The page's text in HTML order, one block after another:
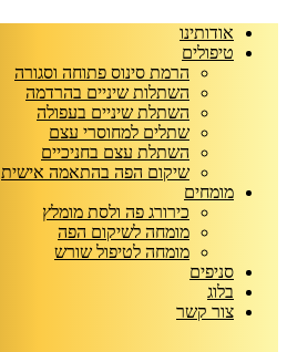
אודותינו
טיפולים
הרמת סינוס פתוחה וסגורה
השתלות שיניים בהרדמה
השתלת שיניים בעפולה
שתלים למחוסרי עצם
השתלת עצם בחניכיים
שיקום הפה בהתאמה אישית
מומחים
כירורג פה ולסת מומלץ
מומחה לשיקום הפה
מומחה לטיפול שורש
סניפים
בלוג
צור קשר